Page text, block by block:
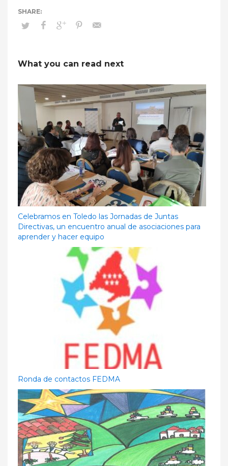
What you can read next
Celebramos en Toledo las Jornadas de Juntas
Directivas, un encuentro anual de asociaciones para
aprender y hacer equipo
Ronda de contactos FEDMA